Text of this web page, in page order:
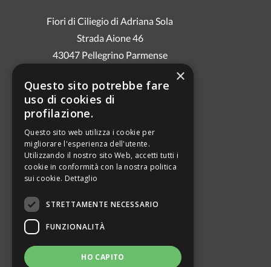
Fiori di Ciliegio di Adriana Sola
Strada Aione 46
43047 Pellegrino Parmense
E-mail: fioridiciliegioadriana@gmail.com
P.IVA 03000040349
PRIVACY
INFORMATIVA COOKIE
Jappamondo.blogspot.it
jappalibri.blogspot.it
guerrieredellaluna.blogspot.it
×
Questo sito potrebbe fare
uso di cookies di
profilazione.
Questo sito web utilizza i cookie per
migliorare l'esperienza dell'utente.
Utilizzando il nostro sito Web, accetti tutti i
cookie in conformità con la nostra politica
sui cookie. Dettaglio
STRETTAMENTE NECESSARIO
FUNZIONALITÀ
HO CAPITO